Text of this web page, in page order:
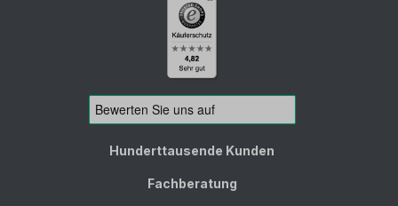
Hunderttausende Kunden
Fachberatung